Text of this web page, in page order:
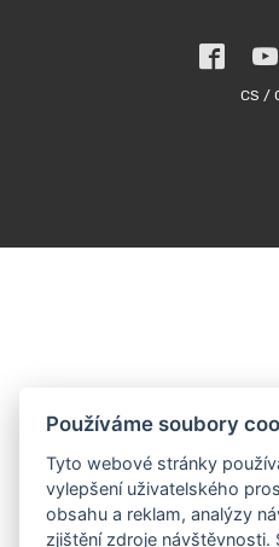
CS /
Používáme soubory
Tyto webové stránky
vylepšení uživatelského
obsahu a reklam, analýzy
zjištění zdroje